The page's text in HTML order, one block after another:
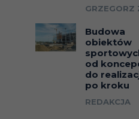
GRZEGORZ
Budowa
obiektów
od
do
po kroku
REDAKCJA